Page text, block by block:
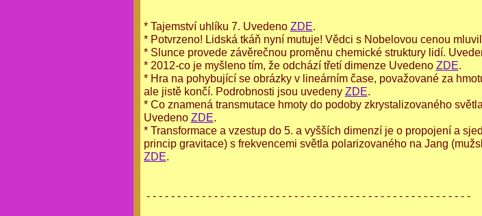
* Tajemství uhlíku 7. Uvedeno ZDE.
* Potvrzeno! Lidská tkáň nyní mutuje! Vědci s Nobelovou cenou
* Slunce provede závěrečnou proměnu chemické struktury lidí.
* 2012-co je myšleno tím, že odchází třetí dimenze Uvedeno ZDE.
* Hra na pohybující se obrázky v lineárním čase, považované za
ale jistě končí. Podrobnosti jsou uvedeny ZDE.
* Co znamená transmutace hmoty do podoby zkrystalizovaného
Uvedeno ZDE.
* Transformace a vzestup do 5. a vyšších dimenzí je o propojení a
princip gravitace) s frekvencemi světla polarizovaného na Jang
ZDE.
- - - - - - - - - - - - - - - - - - - - - - - - - - - - - - - - - - - - - - - - - - - - - - - - - - - - -